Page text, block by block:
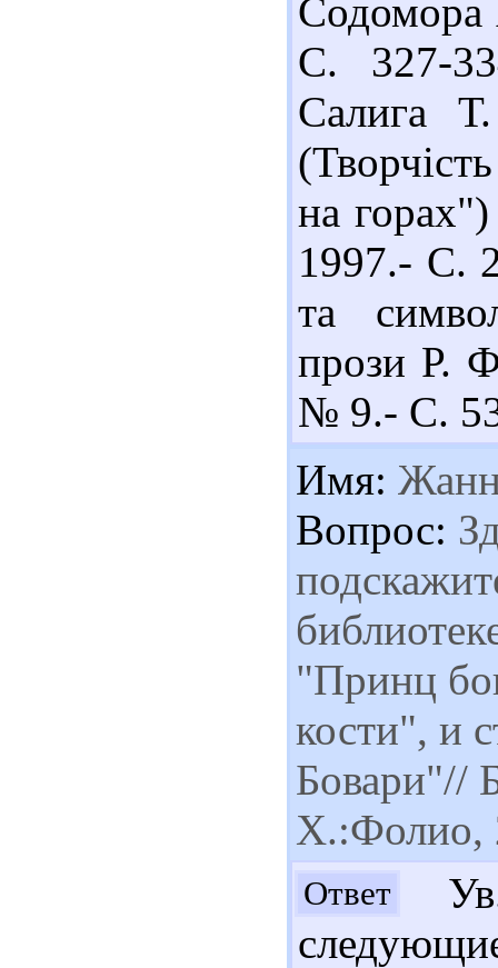
Содомора
С. 327-
Салига
на
1997.- С.
та
прози Р.
№ 9.- С.
Имя:
Вопрос:
"Принц
кости", и
Бовари"//
Х.:Фолио,
Ответ